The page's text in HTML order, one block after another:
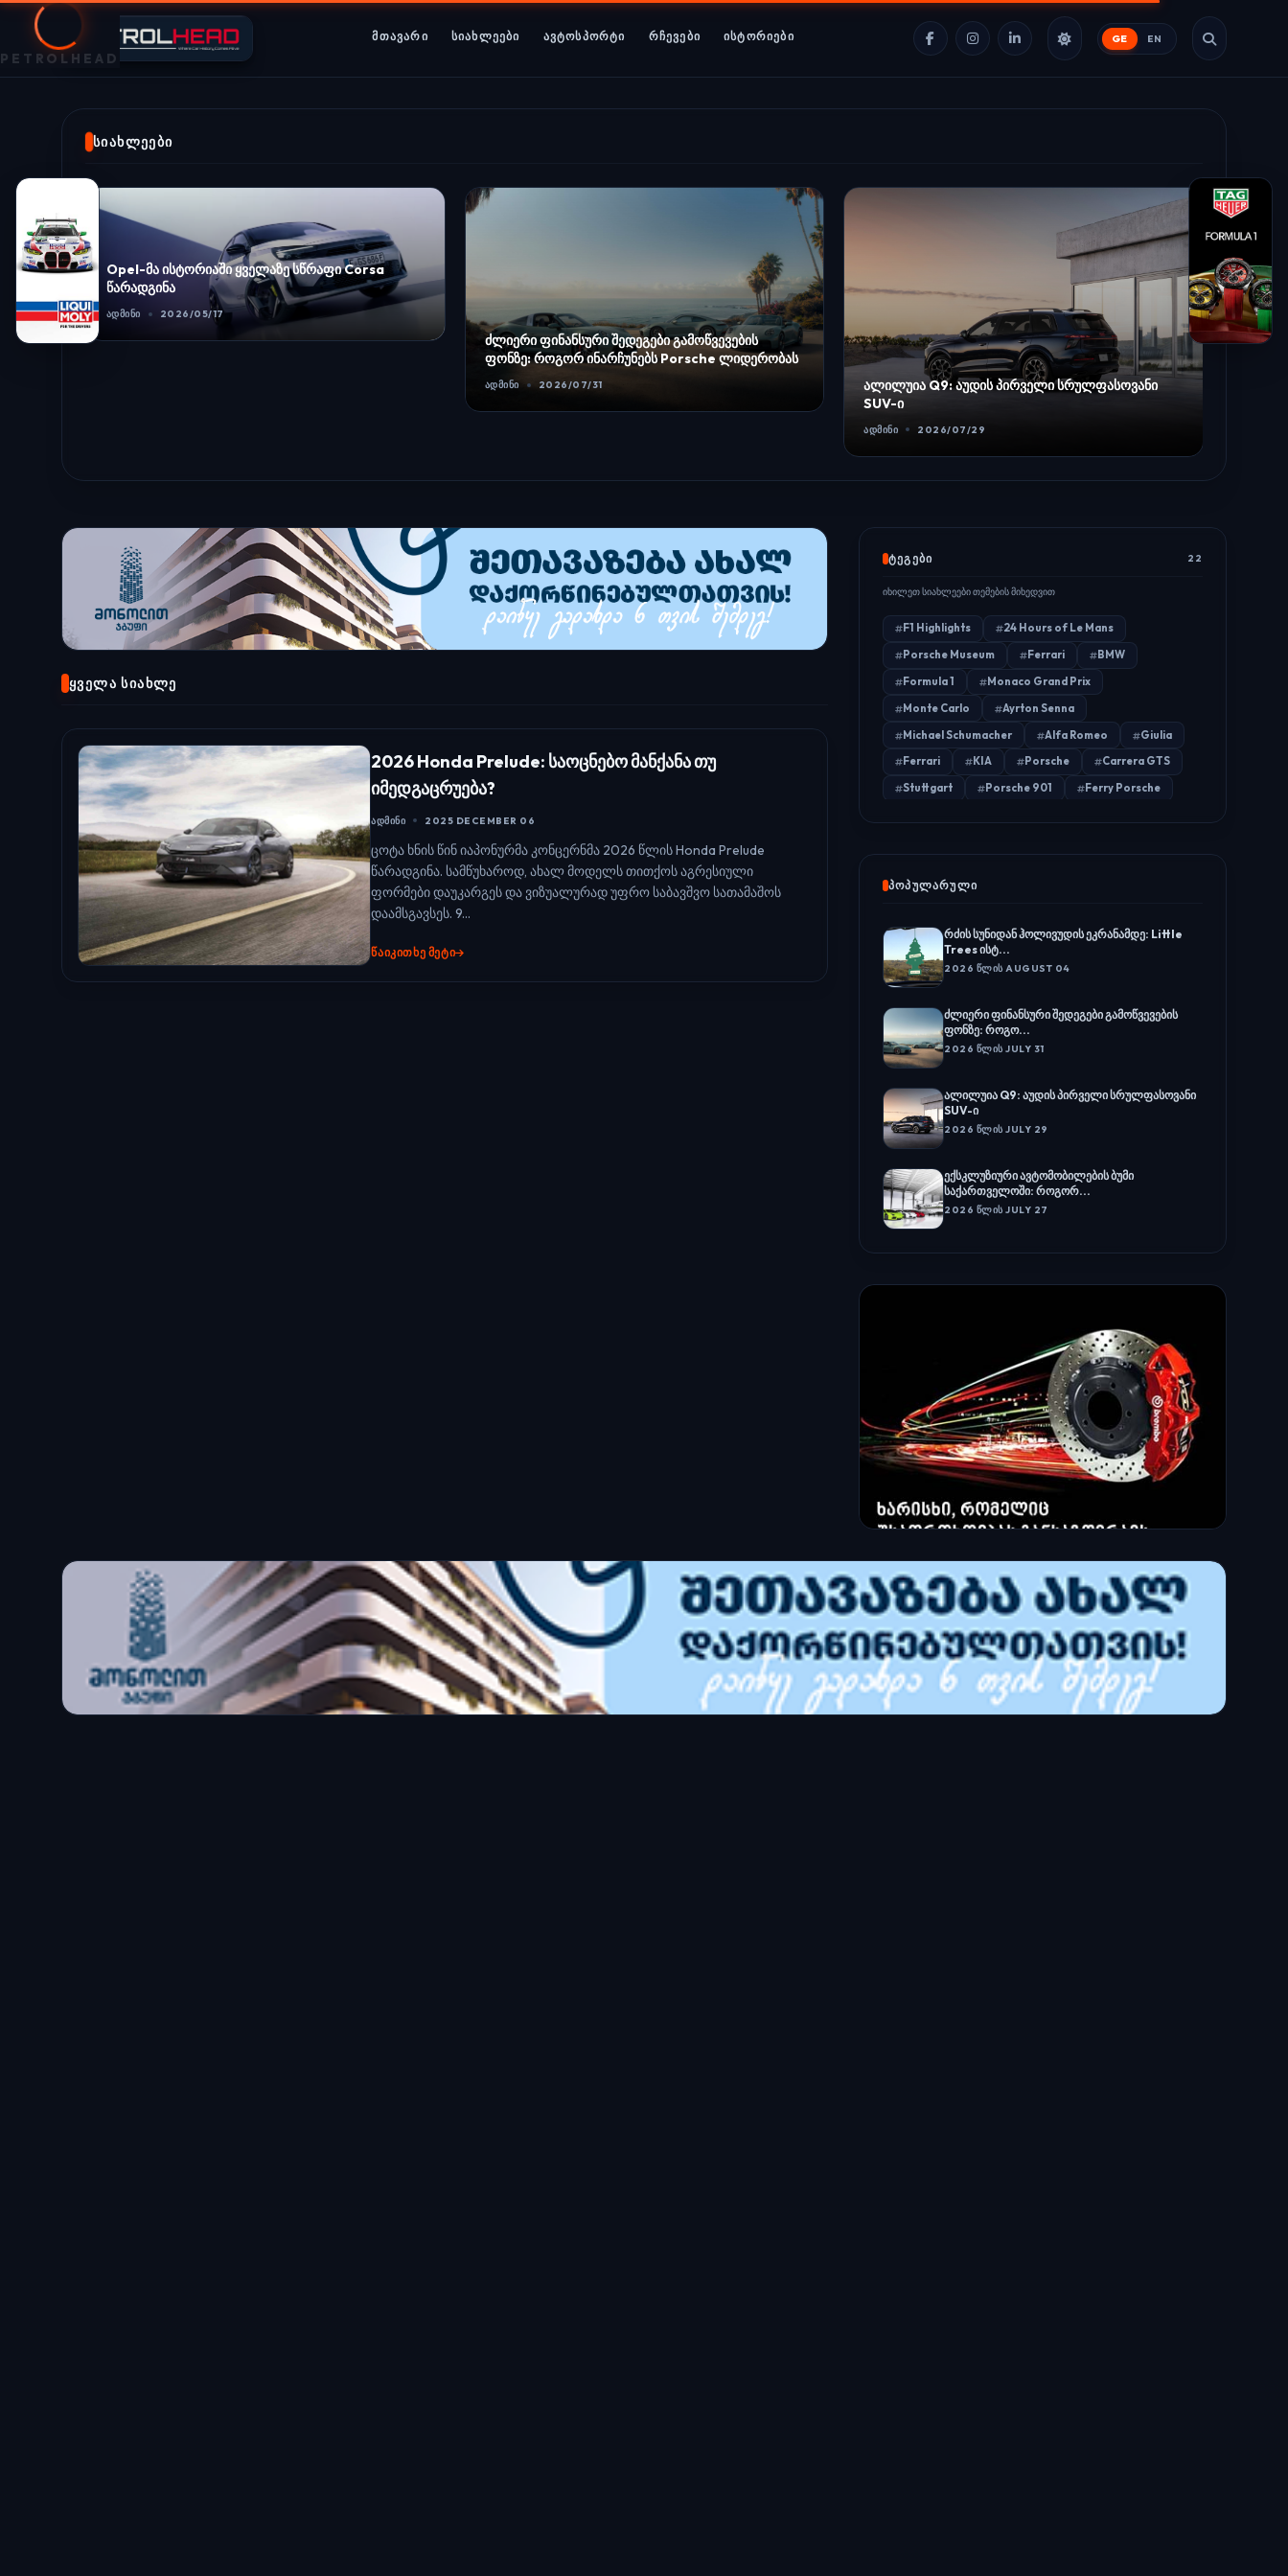
PETROLHEAD
ᲛᲗᲐᲕᲐᲠᲘ ᲡᲘᲐᲮᲚᲔᲔᲑᲘ ᲐᲕᲢᲝᲡᲞᲝᲠᲢᲘ ᲠᲩᲔᲕᲔᲑᲘ ᲘᲡᲢᲝᲠᲘᲔᲑᲘ GE EN
ᲡᲘᲐᲮᲚᲔᲔᲑᲘ
Opel-მა ისტორიაში ყველაზე სწრაფი Corsa
წარადგინა
ᲐᲓᲛᲘᲜᲘ 2026/05/17
ძლიერი ფინანსური შედეგები გამოწვევების
ფონზე: როგორ ინარჩუნებს Porsche ლიდერობას
ᲐᲓᲛᲘᲜᲘ 2026/07/31
ალილუია Q9: აუდის პირველი სრულფასოვანი
SUV-ი
ᲐᲓᲛᲘᲜᲘ 2026/07/29
ᲧᲕᲔᲚᲐ ᲡᲘᲐᲮᲚᲔ
2026 Honda Prelude: საოცნებო მანქანა თუ
იმედგაცრუება?
ᲐᲓᲛᲘᲜᲘ 2025 DECEMBER 06
ცოტა ხნის წინ იაპონურმა კონცერნმა 2026 წლის Honda Prelude
წარადგინა. სამწუხაროდ, ახალ მოდელს თითქოს აგრესიული
ფორმები დაუკარგეს და ვიზუალურად უფრო საბავშვო სათამაშოს
დაამსგავსეს. 9...
ᲬᲐᲘᲙᲘᲗᲮᲔ ᲛᲔᲢᲘ
ᲢᲔᲒᲔᲑᲘ 22
იხილეთ სიახლეები თემების მიხედვით
F1 Highlights
24 Hours of Le Mans
Porsche Museum
Ferrari
BMW
Formula 1
Monaco Grand Prix
Monte Carlo
Ayrton Senna
Michael Schumacher
Alfa Romeo
Giulia
Ferrari
KIA Porsche
Carrera GTS
Stuttgart
Porsche 901
Ferry Porsche
ᲞᲝᲞᲣᲚᲐᲠᲣᲚᲘ
რძის სუნიდან ჰოლივუდის ეკრანამდე: Little
Trees ისტ...
2026 ᲬᲚᲘᲡ AUGUST 04
ძლიერი ფინანსური შედეგები გამოწვევების
ფონზე: როგო...
2026 ᲬᲚᲘᲡ JULY 31
ალილუია Q9: აუდის პირველი სრულფასოვანი
SUV-ი
2026 ᲬᲚᲘᲡ JULY 29
ექსკლუზიური ავტომობილების ბუმი
საქართველოში: როგორ...
2026 ᲬᲚᲘᲡ JULY 27